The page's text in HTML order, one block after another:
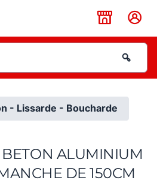
- Lissarde - Boucharde
ALUMINIUM
DE 150CM